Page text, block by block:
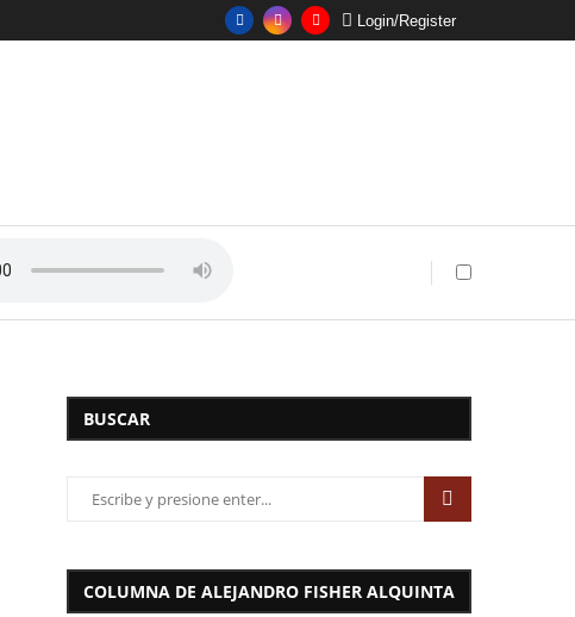
Login/Register
BUSCAR
COLUMNA DE ALEJANDRO FISHER ALQUINTA